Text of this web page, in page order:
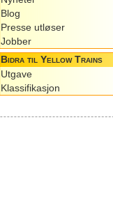
Blog
Presse utløser
Jobber
Bidra til Yellow Trains
Utgave
Klassifikasjon